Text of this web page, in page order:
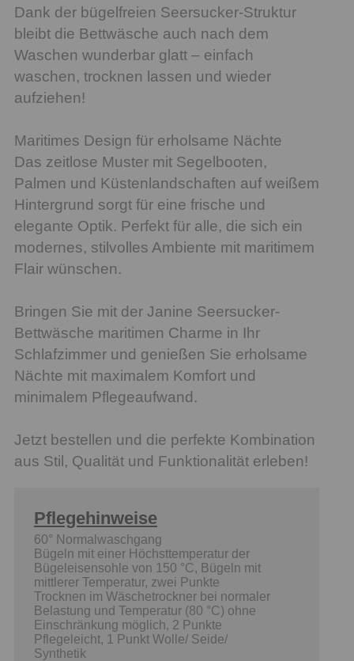
Dank der bügelfreien Seersucker-Struktur
bleibt die Bettwäsche auch nach dem
Waschen wunderbar glatt – einfach
waschen, trocknen lassen und wieder
aufziehen!
Maritimes Design für erholsame Nächte
Das zeitlose Muster mit Segelbooten,
Palmen und Küstenlandschaften auf weißem
Hintergrund sorgt für eine frische und
elegante Optik. Perfekt für alle, die sich ein
modernes, stilvolles Ambiente mit maritimem
Flair wünschen.
Bringen Sie mit der Janine Seersucker-
Bettwäsche maritimen Charme in Ihr
Schlafzimmer und genießen Sie erholsame
Nächte mit maximalem Komfort und
minimalem Pflegeaufwand.
Jetzt bestellen und die perfekte Kombination
aus Stil, Qualität und Funktionalität erleben!
Pflegehinweise
60° Normalwaschgang
Bügeln mit einer Höchsttemperatur der
Bügeleisensohle von 150 °C, Bügeln mit
mittlerer Temperatur, zwei Punkte
Trocknen im Wäschetrockner bei normaler
Belastung und Temperatur (80 °C) ohne
Einschränkung möglich, 2 Punkte
Pflegeleicht, 1 Punkt Wolle/ Seide/
Synthetik